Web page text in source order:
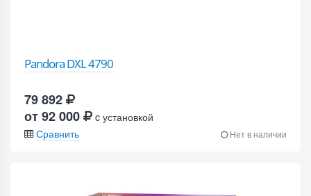
Pandora DXL 4790
79 892
от 92 000
c установкой
Сравнить
Нет в наличии